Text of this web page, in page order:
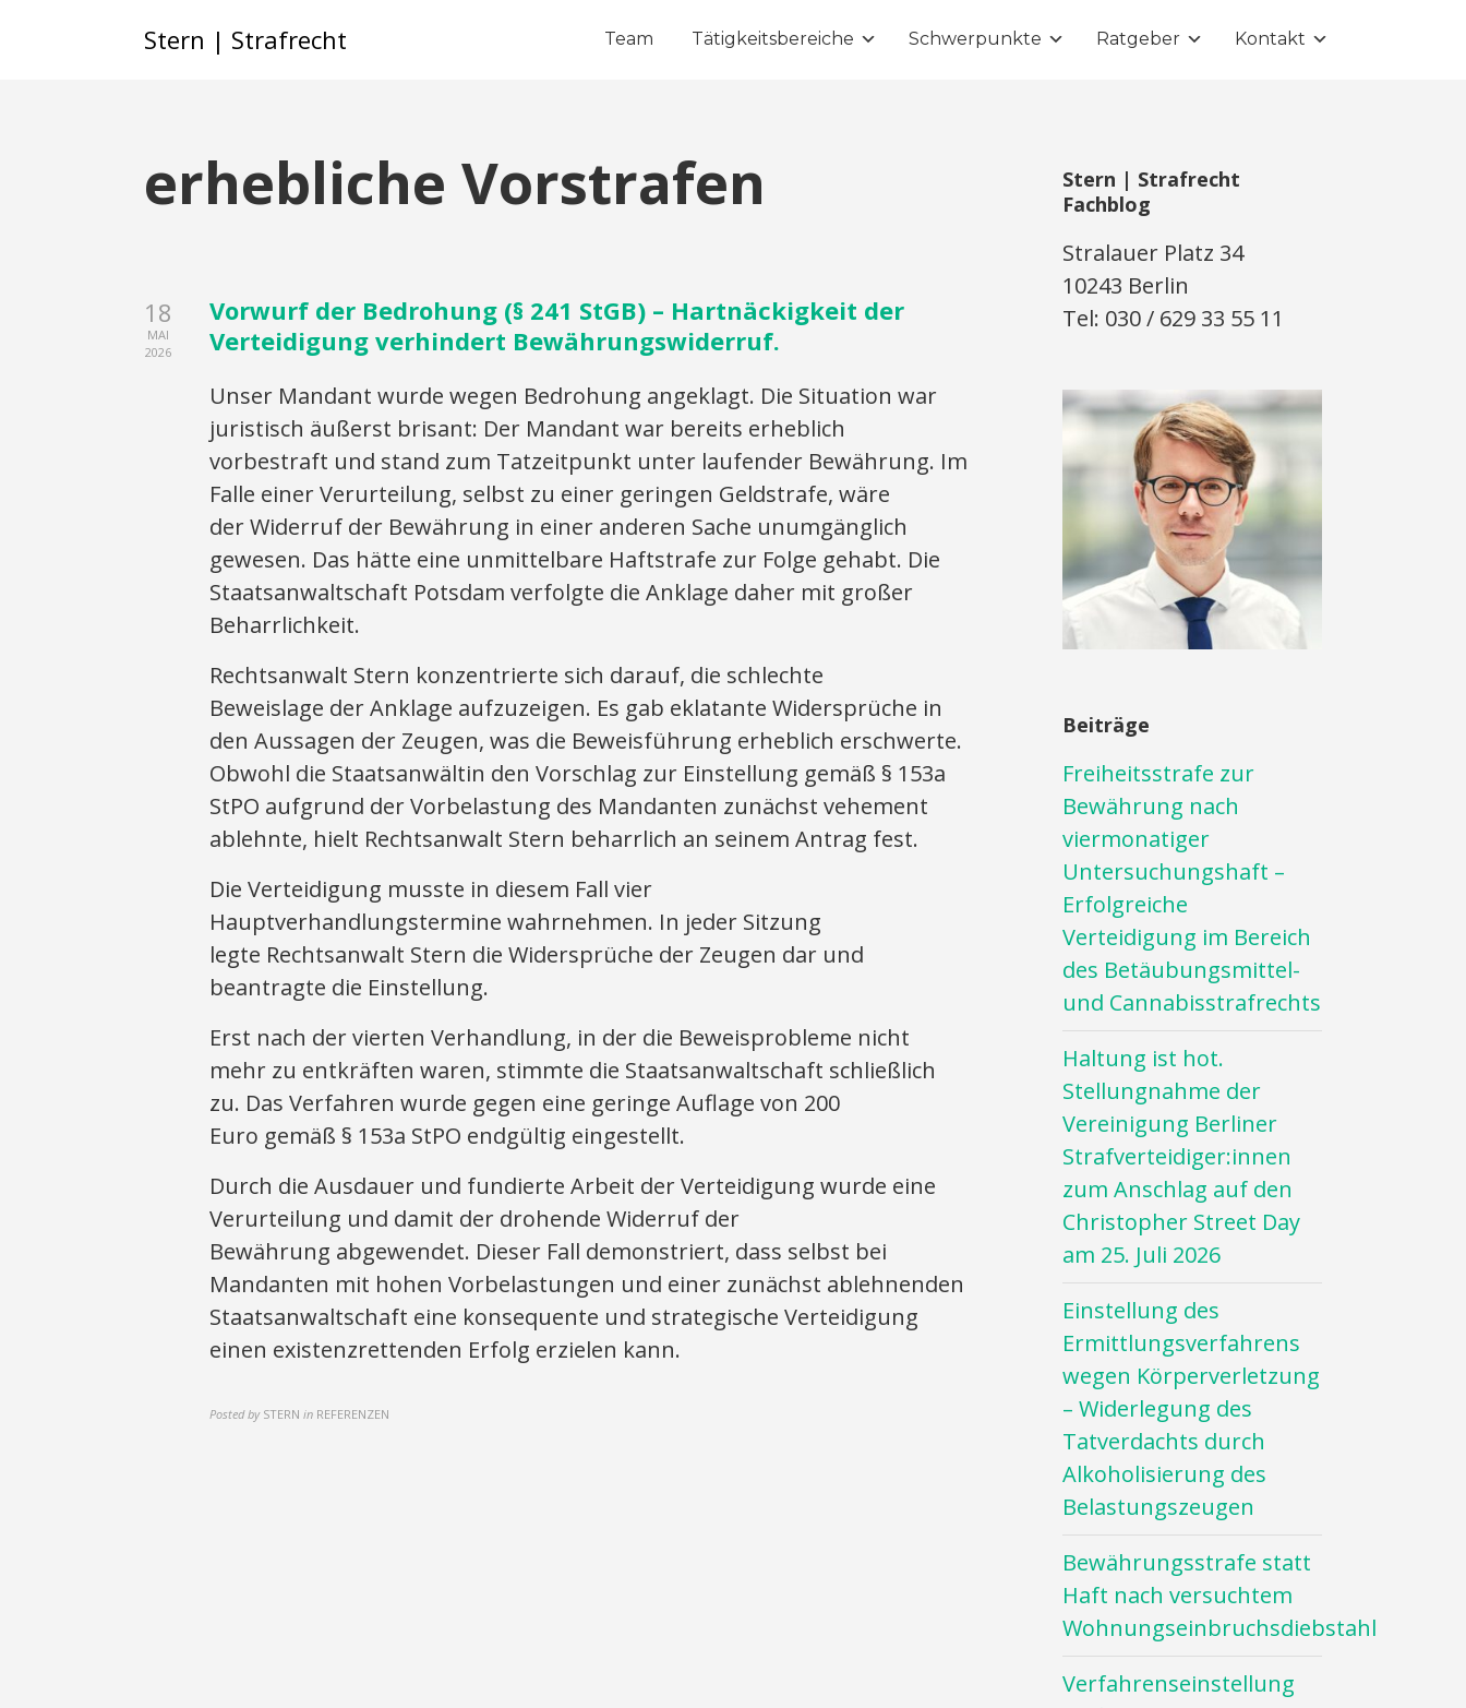
Stern | Strafrecht Team Tätigkeitsbereiche Schwerpunkte Ratgeber Kontakt
erhebliche Vorstrafen
18
MAI
2026
Vorwurf der Bedrohung (§ 241 StGB) – Hartnäckigkeit der
Verteidigung verhindert Bewährungswiderruf.
Unser Mandant wurde wegen Bedrohung angeklagt. Die Situation war
juristisch äußerst brisant: Der Mandant war bereits erheblich
vorbestraft und stand zum Tatzeitpunkt unter laufender Bewährung. Im
Falle einer Verurteilung, selbst zu einer geringen Geldstrafe, wäre
der Widerruf der Bewährung in einer anderen Sache unumgänglich
gewesen. Das hätte eine unmittelbare Haftstrafe zur Folge gehabt. Die
Staatsanwaltschaft Potsdam verfolgte die Anklage daher mit großer
Beharrlichkeit.
Rechtsanwalt Stern konzentrierte sich darauf, die schlechte
Beweislage der Anklage aufzuzeigen. Es gab eklatante Widersprüche in
den Aussagen der Zeugen, was die Beweisführung erheblich erschwerte.
Obwohl die Staatsanwältin den Vorschlag zur Einstellung gemäß § 153a
StPO aufgrund der Vorbelastung des Mandanten zunächst vehement
ablehnte, hielt Rechtsanwalt Stern beharrlich an seinem Antrag fest.
Die Verteidigung musste in diesem Fall vier
Hauptverhandlungstermine wahrnehmen. In jeder Sitzung
legte Rechtsanwalt Stern die Widersprüche der Zeugen dar und
beantragte die Einstellung.
Erst nach der vierten Verhandlung, in der die Beweisprobleme nicht
mehr zu entkräften waren, stimmte die Staatsanwaltschaft schließlich
zu. Das Verfahren wurde gegen eine geringe Auflage von 200
Euro gemäß § 153a StPO endgültig eingestellt.
Durch die Ausdauer und fundierte Arbeit der Verteidigung wurde eine
Verurteilung und damit der drohende Widerruf der
Bewährung abgewendet. Dieser Fall demonstriert, dass selbst bei
Mandanten mit hohen Vorbelastungen und einer zunächst ablehnenden
Staatsanwaltschaft eine konsequente und strategische Verteidigung
einen existenzrettenden Erfolg erzielen kann.
Posted by STERN in REFERENZEN
Stern | Strafrecht
Fachblog
Stralauer Platz 34
10243 Berlin
Tel: 030 / 629 33 55 11
Beiträge
Freiheitsstrafe zur
Bewährung nach
viermonatiger
Untersuchungshaft –
Erfolgreiche
Verteidigung im Bereich
des Betäubungsmittel-
und Cannabisstrafrechts
Haltung ist hot.
Stellungnahme der
Vereinigung Berliner
Strafverteidiger:innen
zum Anschlag auf den
Christopher Street Day
am 25. Juli 2026
Einstellung des
Ermittlungsverfahrens
wegen Körperverletzung
– Widerlegung des
Tatverdachts durch
Alkoholisierung des
Belastungszeugen
Bewährungsstrafe statt
Haft nach versuchtem
Wohnungseinbruchsdiebstahl
Verfahrenseinstellung